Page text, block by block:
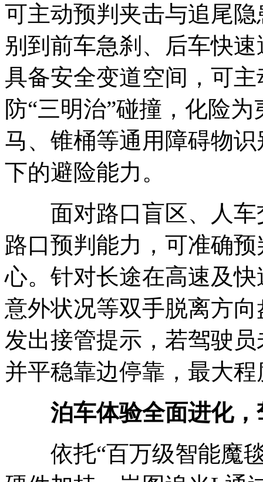
可主动预判夹击与追尾
别到前车急刹、后车快
具备安全变道空间，可
防“三明治”碰撞，化险
马、锥桶等通用障碍物
下的避险能力。
面对路口盲区、人车
路口预判能力，可准确
心。针对长途在高速及
意外状况等双手脱离方
发出接管提示，若驾驶
并平稳靠边停靠，最大
泊车体验全面进化
依托“百万级智能魔毯